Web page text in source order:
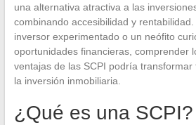
una alternativa atractiva a las
combinando accesibilidad y
inversor experimentado o un neófito
oportunidades financieras, comprender
ventajas de las SCPI podría
la inversión inmobiliaria.
¿Qué es una SCPI?